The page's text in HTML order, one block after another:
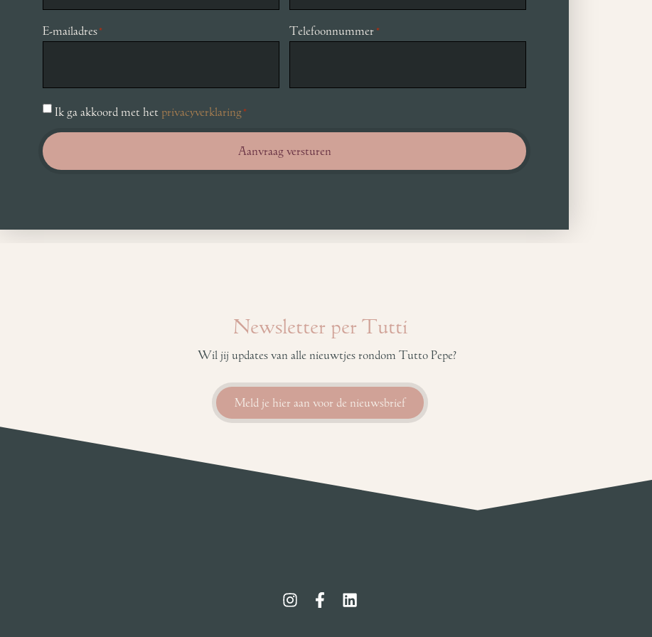
E-mailadres * Telefoonnummer *
Toestemming
Ik ga akkoord met het privacyverklaring *
Newsletter per Tutti
Wil jij updates van alle nieuwtjes rondom Tutto Pepe?
Meld je hier aan voor de nieuwsbrief